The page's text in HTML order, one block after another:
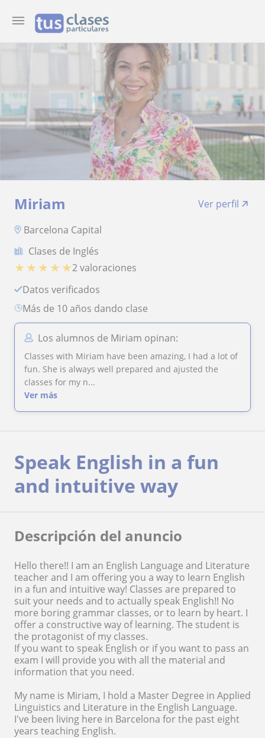
Miriam
Ver perfil
Barcelona Capital
Clases de Inglés
★ ★ ★ ★ ★2 valoraciones
Datos verificados
más de 10 años dando clase
Los alumnos de Miriam opinan:
Classes with Miriam have been amazing, I had a lot of
fun. She is always well prepared and ajusted the
classes for my n...
Ver más
Speak English in a fun
and intuitive way
Descripción del anuncio
Hello there!! I am an English Language and Literature
teacher and I am offering you a way to learn English
in a fun and intuitive way! Classes are prepared to
suit your needs and to actually speak English!! No
more boring grammar classes, or to learn by heart. I
offer a constructive way of learning. The student is
the protagonist of my classes.
If you want to speak English or if you want to pass an
exam I will provide you with all the material and
information that you need.
My name is Miriam, I hold a Master Degree in Applied
Linguistics and Literature in the English Language.
I've been living here in Barcelona for the past eight
years teaching English.